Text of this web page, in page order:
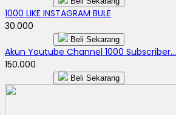
1000 LIKE INSTAGRAM BULE
30.000
Beli Sekarang
Akun Youtube Channel 1000 Subscriber...
150.000
Beli Sekarang